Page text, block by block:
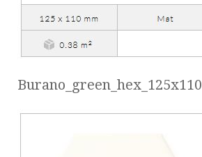
Burano_green_hex_125x110